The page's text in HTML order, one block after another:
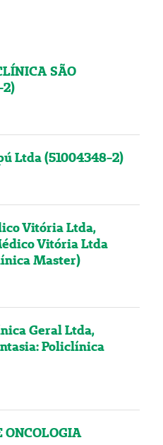
SÃO
2)
Ltda (51004348-2)
Vitória Ltda,
Vitória Ltda
Master)
Geral Ltda,
Policlínica
ONCOLOGIA